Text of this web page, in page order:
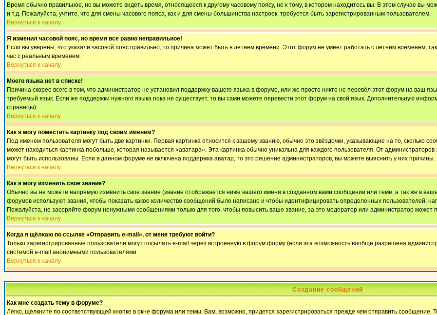
Время обычно правильное, но вы можете видеть время, относящееся к другому часовому поясу, не к тому, в котором находитесь вы. В этом случае вы
и т.д. Пожалуйста, учтите, что для смены часового пояса, как и для смены большинства настроек, требуется быть зарегистрированным пользователем.
Вернуться к началу
Я изменил часовой пояс, но время все равно неправильное!
Если вы уверены, что указали часовой пояс правильно, то причина может быть в летнем времени. Этот форум не умеет работать с летним временем,
час с реальным временем.
Вернуться к началу
Моего языка нет в списке!
Причина скорее всего в том, что администратор не установил поддержку вашего языка в форуме, или же просто никто не перевёл этот форум на ваш
требуемый язык. Если же поддержки нужного языка пока не существует, то вы сами можете перевести этот форум на свой язык. Дополнительную
страницы)
Вернуться к началу
Как я могу поместить картинку под своим именем?
Под именем пользователя могут быть две картинки. Первая картинка относится к вашему званию, обычно это звёздочки, указывающие на то, сколько
может находиться картинка побольше, которая называется «аватара». Эта картинка обычно уникальна для каждого пользователя. От
могут быть использованы. Если в данном форуме не включена поддержка аватар, то это решение администраторов, вы можете выяснить у них причины.
Вернуться к началу
Как я могу изменить свое звание?
Обычно вы не можете напрямую изменить свое звание (звание отображается ниже вашего имени в созданном вами сообщении или теме, а так же в
форумов используют звания, чтобы показать какое количество сообщений было написано и чтобы идентифицировать определенных пользователей:
Пожалуйста, не засоряйте форум ненужными сообщениями только для того, чтобы повысить ваше звание, за это модератор или администратор может
Вернуться к началу
Когда я щёлкаю по ссылке «Отправить e-mail», от меня требуют войти?
Только зарегистрированные пользователи могут посылать e-mail через встроенную в форум форму (если эта возможность вообще разрешена
системой e-mail анонимными пользователями.
Вернуться к началу
Создание сообщений
Как мне создать тему в форуме?
Легко, щёлкните по соответствующей кнопке в окне форума или темы. Вам, возможно, придется зарегистрироваться прежде чем отправить